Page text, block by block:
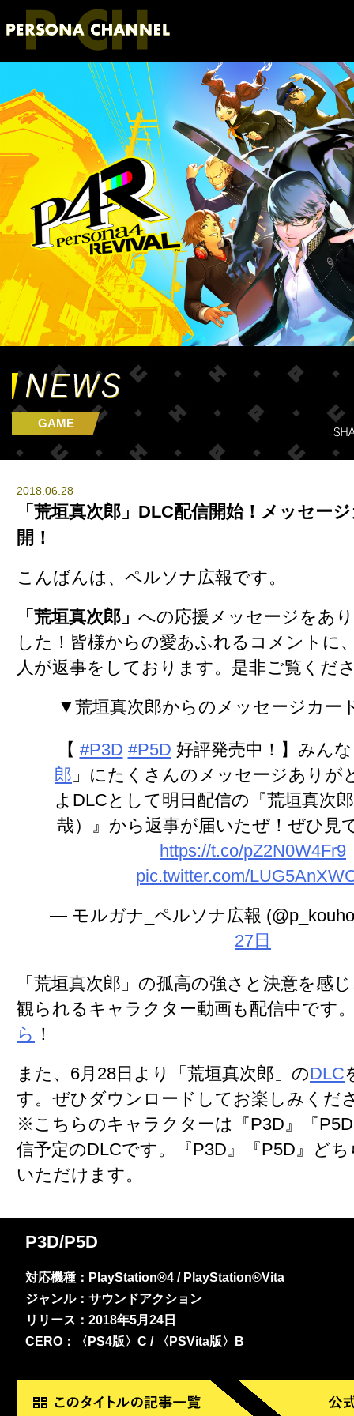
GAME
2018.06.28
「荒垣真次郎」DLC配信開始！メッセー
開！
こんばんは、ペルソナ広報です。
「荒垣真次郎」 への応援メッセージをあ
した！皆様からの愛あふれるコメントに
人が返事をしております。是非ご覧くだ
▼荒垣真次郎からのメッセージカー
【 #P3D #P5D 好評発売中！】みん
郎 」にたくさんのメッセージありが
よDLCとして明日配信の『荒垣真次
哉）』から返事が届いたぜ！ぜひ見
https://t.co/pZ2N0W4Fr9
pic.twitter.com/
— モルガナ_ペルソナ広報
27日
「荒垣真次郎」の孤高の強さと決意を感
観られるキャラクター動画も配信中です
ら ！
また、6月28日より「荒垣真次郎」のDLC
す。ぜひダウンロードしてお楽しみくだ
※こちらのキャラクターは『P3D』『
信予定のDLCです。『P3D』『P5D』ど
いただけます。
P3D/P5D
対応機種：PlayStation®4 / PlayStation®Vita
ジャンル：サウンドアクション
リリース：2018年5月24日
CERO：〈PS4版〉C / 〈PSVita版〉B